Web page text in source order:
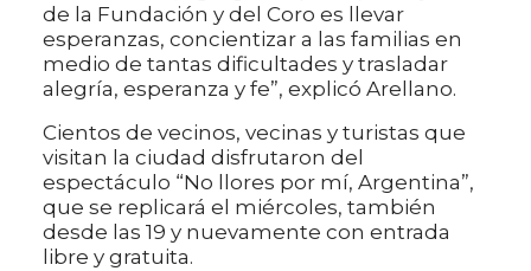
de la Fundación y del Coro es llevar
esperanzas, concientizar a las familias en
medio de tantas dificultades y trasladar
alegría, esperanza y fe”, explicó Arellano.
Cientos de vecinos, vecinas y turistas que
visitan la ciudad disfrutaron del
espectáculo “No llores por mí, Argentina”,
que se replicará el miércoles, también
desde las 19 y nuevamente con entrada
libre y gratuita.